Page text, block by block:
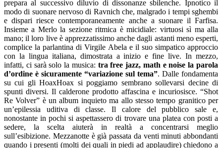
prepara al successivo diluvio di dissonanze sbilenche. Ipnotico il
modo di suonare nervoso di Ravnich che, malgrado i tempi sghembi
e dispari riesce contemporaneamente anche a suonare il Farfisa.
Insieme a Merlo la sezione ritmica è micidiale: virtuosi sì ma alla
mano; il loro live è apprezzatissimo anche dagli astanti meno esperti,
complice la parlantina di Virgile Abela e il suo simpatico approccio
con la lingua italiana, dimostrata a inizio e fine live. In mezzo,
infatti, ci sarà solo la musica: tra free jazz, math e noise la parola
d’ordine è sicuramente “variazione sul tema”. Dalle fondamenta
su cui gli HoaxHoax si poggiamo sembrano sollevarsi decine di
spunti diversi. Il calderone prodotto affascina e incuriosisce. “Shot
Re Volver” è un album inquieto ma allo stesso tempo granitico per
un’epilessia uditiva di classe. Il calore del pubblico sale e,
nonostante in pochi si aspettassero di trovare una platea con posti a
sedere, la scelta aiuterà in realtà a concentrarsi meglio
sull’esibizione. Mezzanotte è già passata da venti minuti abbondanti
quando i presenti (molti dei quali in piedi ad applaudire) chiedono a